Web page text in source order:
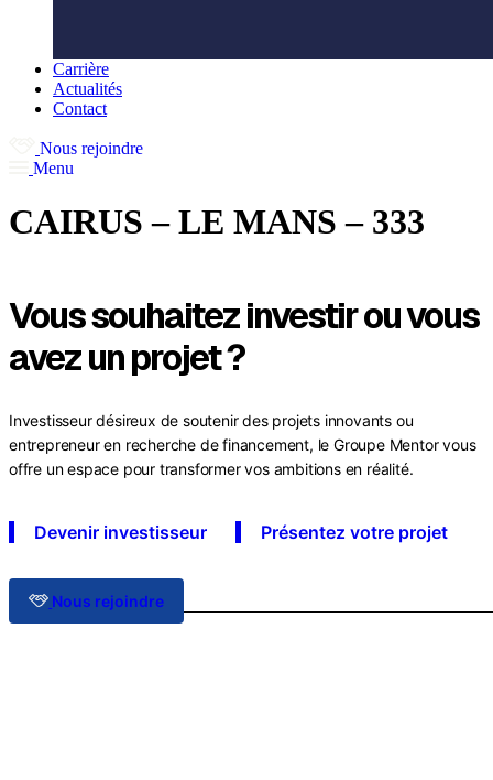
Carrière
Actualités
Contact
Nous rejoindre
Menu
CAIRUS – LE MANS – 333
Vous souhaitez investir ou vous
avez un projet ?
Investisseur désireux de soutenir des projets innovants ou
entrepreneur en recherche de financement, le Groupe Mentor vous
offre un espace pour transformer vos ambitions en réalité.
Devenir investisseur Présentez votre projet
Nous rejoindre